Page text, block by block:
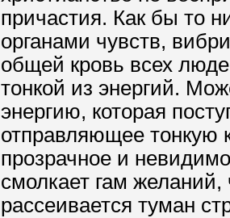
причастия. Как бы то
органами чувств,
общей кровь всех
тонкой из энергий.
энергию, которая
отправляющее тонкую
прозрачное и
смолкает гам желаний,
рассеивается туман